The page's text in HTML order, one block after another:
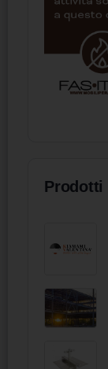
Prodotti